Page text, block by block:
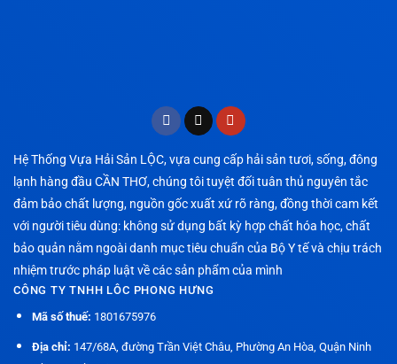
Hệ Thống Vựa Hải Sản LỘC, vựa cung cấp hải sản tươi, sống, đông
lạnh hàng đầu CẦN THƠ, chúng tôi tuyệt đối tuân thủ nguyên tắc
đảm bảo chất lượng, nguồn gốc xuất xứ rõ ràng, đồng thời cam kết
với người tiêu dùng: không sử dụng bất kỳ hợp chất hóa học, chất
bảo quản nằm ngoài danh mục tiêu chuẩn của Bộ Y tế và chịu trách
nhiệm trước pháp luật về các sản phẩm của mình
CÔNG TY TNHH LÔC PHONG HƯNG
Mã số thuế: 1801675976
Địa chỉ: 147/68A, đường Trần Việt Châu, Phường An Hòa, Quận Ninh